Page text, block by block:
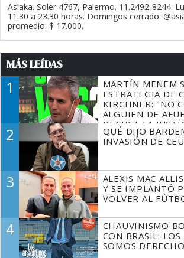
Asiaka. Soler 4767, Palermo. 11.2492-8244.
11.30 a 23.30 horas. Domingos cerrado.
promedio: $ 17.000.
MÁS LEÍDAS
1
MARTÍN MENEM
ESTRATEGIA DE
KIRCHNER: "NO
ALGUIEN DE
DECIR A LA
TIENE QUE
2
QUÉ DIJO
INVASIÓN DE
3
ALEXIS MAC
Y SE IMPLANTÓ
VOLVER AL
4
CHAUVINISMO
CON BRASIL:
SOMOS